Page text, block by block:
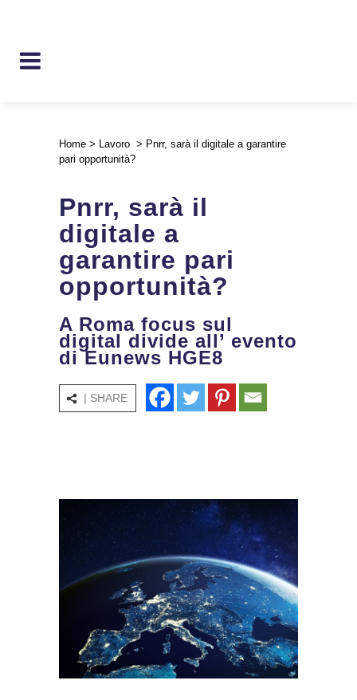
Home > Lavoro > Pnrr, sarà il digitale a garantire
pari opportunità?
Pnrr, sarà il
digitale a
garantire pari
opportunità?
A Roma focus sul
digital divide all’ evento
di Eunews HGE8
| SHARE